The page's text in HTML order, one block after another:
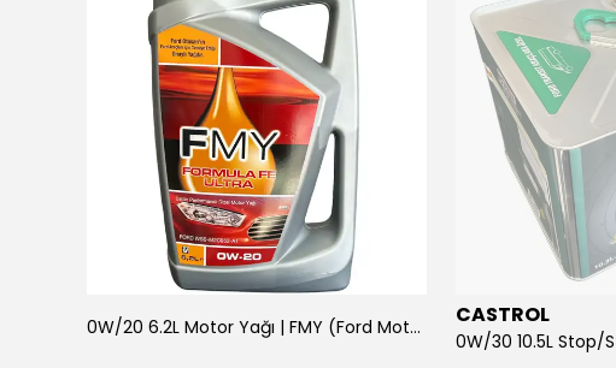
0W/20 6.2L Motor Yağı | FMY (Ford Motor Yağları) CASTROL